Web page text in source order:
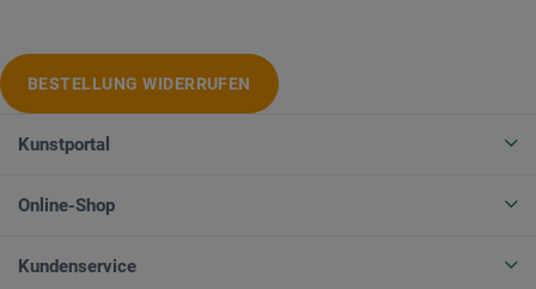
BESTELLUNG WIDERRUFEN
Kunstportal
Online-Shop
Kundenservice